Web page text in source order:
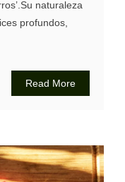
naturaleza
profundos,
Read More